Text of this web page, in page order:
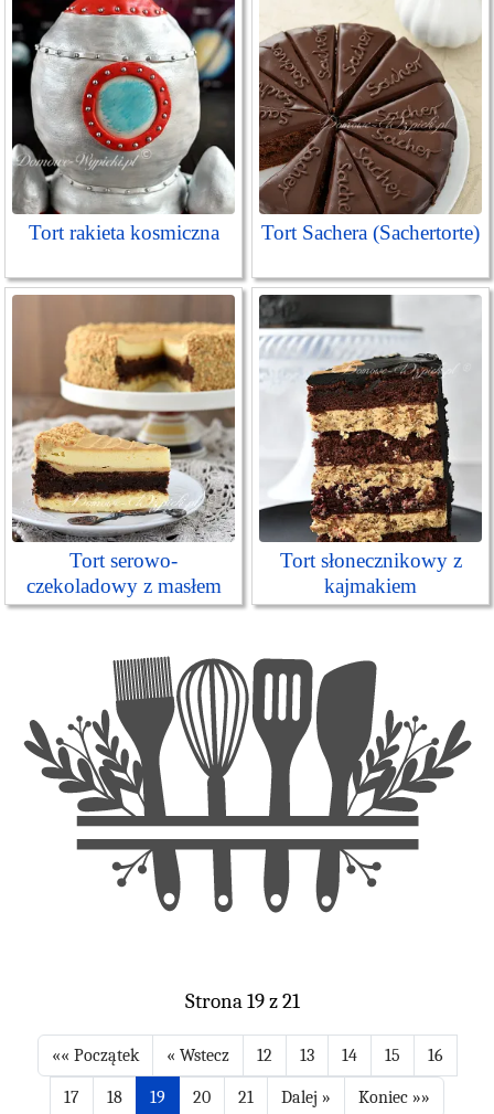
Tort rakieta kosmiczna Tort Sachera (Sachertorte)
Tort serowo-
czekoladowy z masłem
orzechowym
Tort słonecznikowy z
kajmakiem
Strona 19 z 21
12 13 14 15 16
17 18 19 20 21